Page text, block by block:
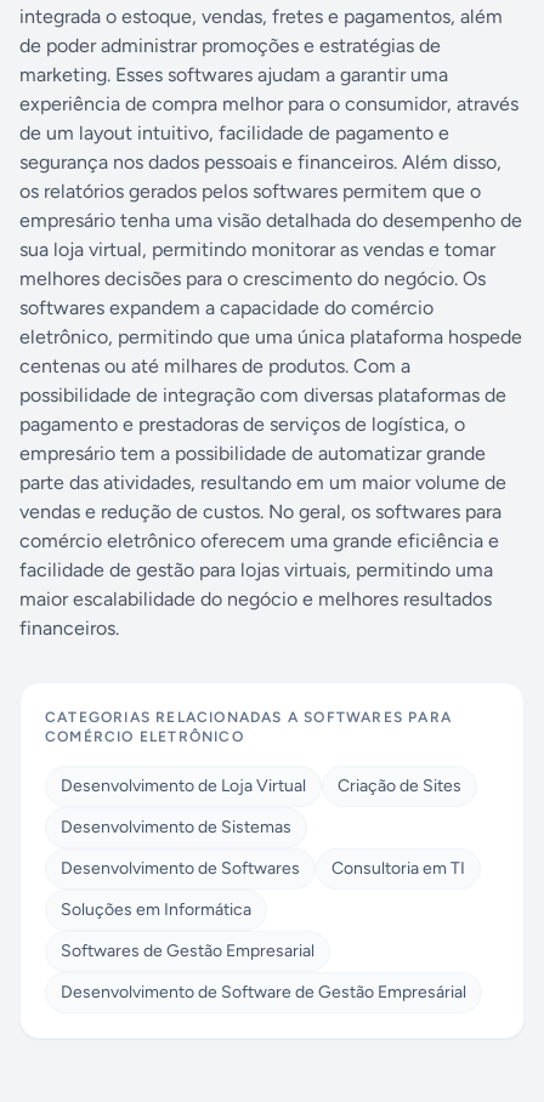
integrada o estoque, vendas, fretes e pagamentos, além
de poder administrar promoções e estratégias de
marketing. Esses softwares ajudam a garantir uma
experiência de compra melhor para o consumidor, através
de um layout intuitivo, facilidade de pagamento e
segurança nos dados pessoais e financeiros. Além disso,
os relatórios gerados pelos softwares permitem que o
empresário tenha uma visão detalhada do desempenho de
sua loja virtual, permitindo monitorar as vendas e tomar
melhores decisões para o crescimento do negócio. Os
softwares expandem a capacidade do comércio
eletrônico, permitindo que uma única plataforma hospede
centenas ou até milhares de produtos. Com a
possibilidade de integração com diversas plataformas de
pagamento e prestadoras de serviços de logística, o
empresário tem a possibilidade de automatizar grande
parte das atividades, resultando em um maior volume de
vendas e redução de custos. No geral, os softwares para
comércio eletrônico oferecem uma grande eficiência e
facilidade de gestão para lojas virtuais, permitindo uma
maior escalabilidade do negócio e melhores resultados
financeiros.
CATEGORIAS RELACIONADAS ASOFTWARES PARA
COMÉRCIO ELETRÔNICO
Desenvolvimento de Loja Virtual
Criação de Sites
Desenvolvimento de Sistemas
Desenvolvimento de Softwares
Consultoria em TI
Soluções em Informática
Softwares de Gestão Empresarial
Desenvolvimento de Software de Gestão Empresárial